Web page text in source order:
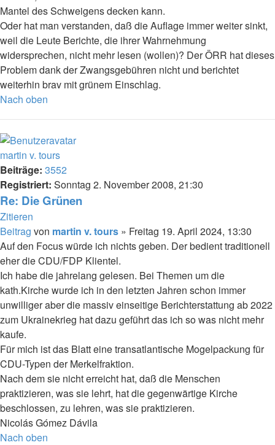
Mantel des Schweigens decken kann.
Oder hat man verstanden, daß die Auflage immer weiter sinkt,
weil die Leute Berichte, die ihrer Wahrnehmung
widersprechen, nicht mehr lesen (wollen)? Der ÖRR hat dieses
Problem dank der Zwangsgebühren nicht und berichtet
weiterhin brav mit grünem Einschlag.
Nach oben
martin v. tours
Beiträge: 3552
Registriert: Sonntag 2. November 2008, 21:30
Re: Die Grünen
Zitieren
Beitrag von martin v. tours » Freitag 19. April 2024, 13:30
Auf den Focus würde ich nichts geben. Der bedient traditionell
eher die CDU/FDP Klientel.
Ich habe die jahrelang gelesen. Bei Themen um die
kath.Kirche wurde ich in den letzten Jahren schon immer
unwilliger aber die massiv einseitige Berichterstattung ab 2022
zum Ukrainekrieg hat dazu geführt das ich so was nicht mehr
kaufe.
Für mich ist das Blatt eine transatlantische Mogelpackung für
CDU-Typen der Merkelfraktion.
Nach dem sie nicht erreicht hat, daß die Menschen
praktizieren, was sie lehrt, hat die gegenwärtige Kirche
beschlossen, zu lehren, was sie praktizieren.
Nicolás Gómez Dávila
Nach oben